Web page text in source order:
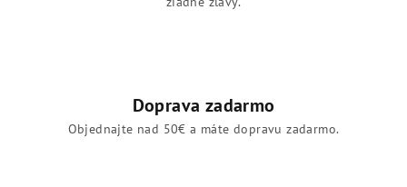
Doprava zadarmo
Objednajte nad 50€ a máte dopravu zadarmo.